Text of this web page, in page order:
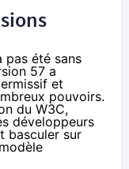
pas été sans
57 a
et
pouvoirs.
du W3C,
développeurs
basculer sur